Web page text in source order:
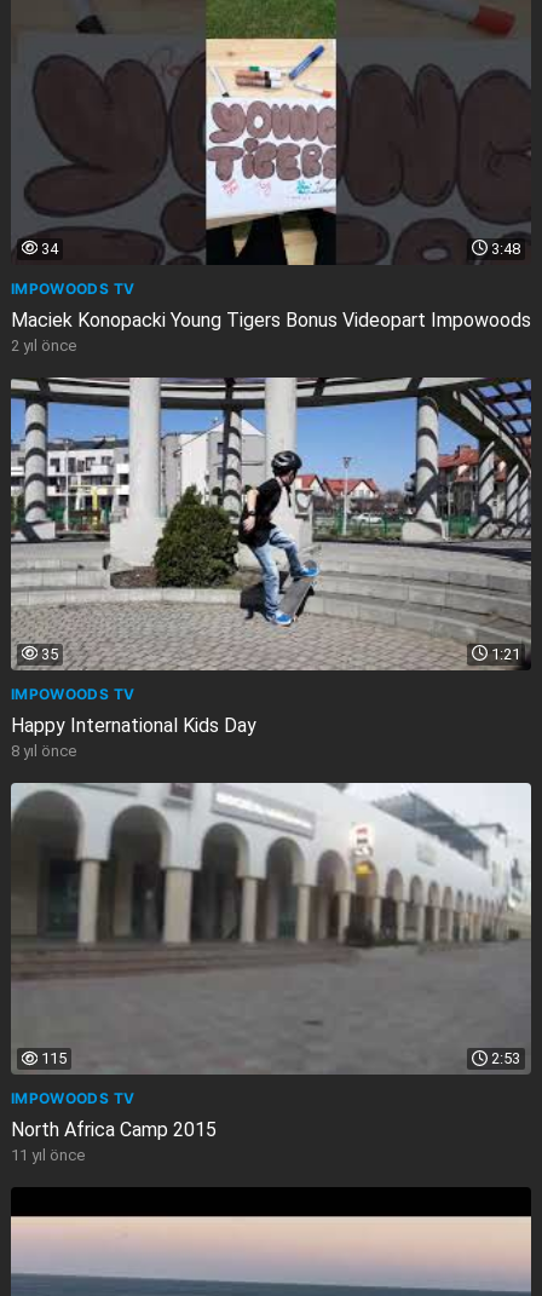
3:48
34
IMPOWOODS TV
Maciek Konopacki Young Tigers Bonus Videopart Impowoods
2 yıl önce
1:21
35
IMPOWOODS TV
Happy International Kids Day
8 yıl önce
2:53
115
IMPOWOODS TV
North Africa Camp 2015
11 yıl önce